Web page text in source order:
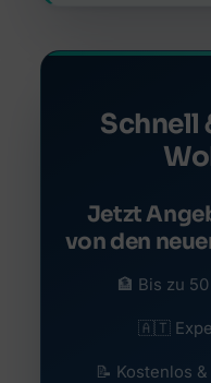
Schnell
Jetzt
von den
🏦 Bis zu
🇦🇹
📝 Kostenlos